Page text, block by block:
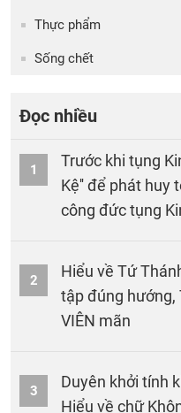
Thực phẩm
Sống chết
Đọc nhiều
1
Trước khi tụng
Kệ'' để phát huy
công đức tụng
2
Hiểu về Tứ
tập đúng hướng,
VIÊN mãn
3
Duyên khởi tính
Hiểu về chữ